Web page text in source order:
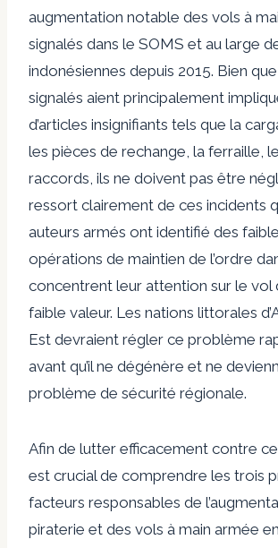
augmentation notable des vols à
signalés dans le SOMS et au large
indonésiennes depuis 2015. Bien
signalés aient principalement
d’articles insignifiants tels que la
les pièces de rechange, la ferraille,
raccords, ils ne doivent pas être
ressort clairement de ces incidents
auteurs armés ont identifié des
opérations de maintien de l’ordre
concentrent leur attention sur le vol
faible valeur. Les nations littorales
Est devraient régler ce problème
avant qu’il ne dégénère et ne
problème de sécurité régionale.
Afin de lutter efficacement contre
est crucial de comprendre les trois
facteurs responsables de
piraterie et des vols à main armée